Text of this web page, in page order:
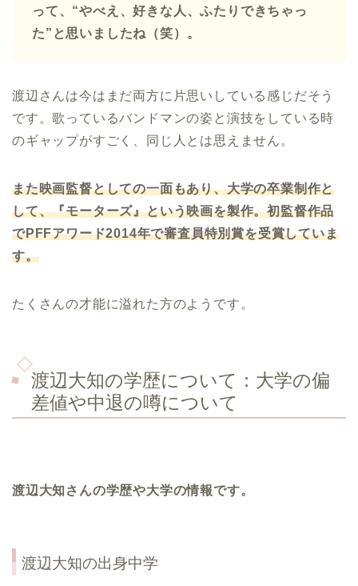
って、“やべえ、好きな人、ふたりできちゃっ
た”と思いましたね（笑）。
渡辺さんは今はまだ両方に片思いしている感じだそう
です。歌っているバンドマンの姿と演技をしている時
のギャップがすごく、同じ人とは思えません。
また映画監督としての一面もあり、大学の卒業制作と
して、『モーターズ』という映画を製作。初監督作品
でPFFアワード2014年で審査員特別賞を受賞していま
す。
たくさんの才能に溢れた方のようです。
渡辺大知の学歴について：大学の偏
差値や中退の噂について
渡辺大知さんの学歴や大学の情報です。
渡辺大知の出身中学